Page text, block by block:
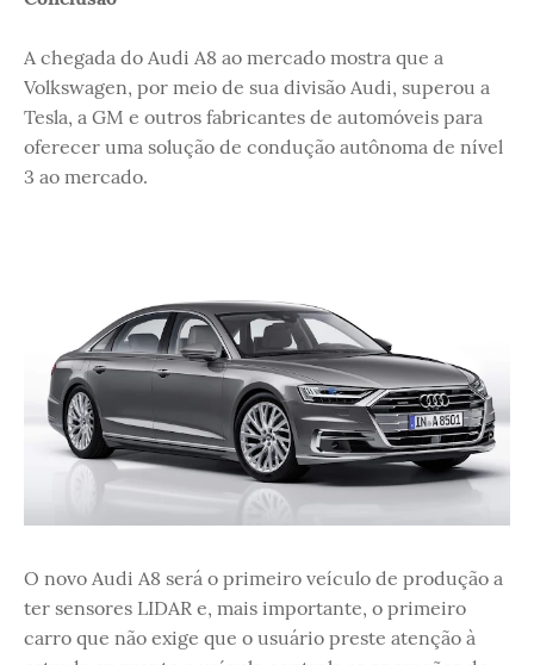
A chegada do Audi A8 ao mercado mostra que a
Volkswagen, por meio de sua divisão Audi, superou a
Tesla, a GM e outros fabricantes de automóveis para
oferecer uma solução de condução autônoma de nível
3 ao mercado.
O novo Audi A8 será o primeiro veículo de produção a
ter sensores LIDAR e, mais importante, o primeiro
carro que não exige que o usuário preste atenção à